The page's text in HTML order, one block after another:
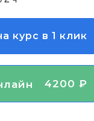
курс в 1 клик
4200 ₽